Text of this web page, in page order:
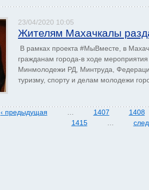
23/04/2020 10:05
Жителям Махачкалы
В рамках проекта #МыВместе, в
гражданам города-в ходе
Минмолодежи РД, Минтруда,
туризму, спорту и делам молодежи
‹ предыдущая 1407 1408
1415